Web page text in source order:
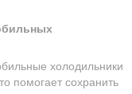
холодильники
помогает сохранить